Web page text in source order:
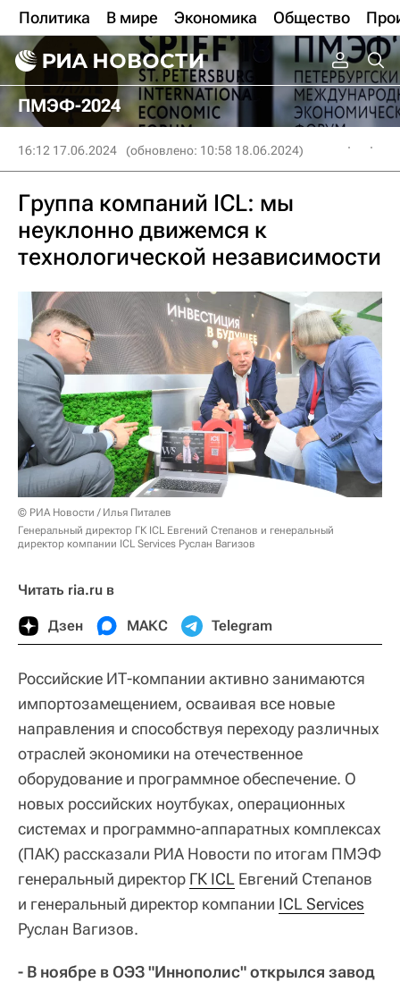
Политика В мире Экономика Общество
ПМЭФ-2024
16:12 17.06.2024 (обновлено: 10:58 18.06.2024)
Группа компаний ICL: мы
неуклонно движемся к
технологической независимости
© РИА Новости / Илья Питалев
Генеральный директор ГК ICL Евгений Степанов и генеральный
директор компании ICL Services Руслан Вагизов
Читать ria.ru в
Дзен МАКС Telegram
Российские ИТ-компании активно занимаются
импортозамещением, осваивая все новые
направления и способствуя переходу различных
отраслей экономики на отечественное
оборудование и программное обеспечение. О
новых российских ноутбуках, операционных
системах и программно-аппаратных комплексах
(ПАК) рассказали РИА Новости по итогам ПМЭФ
генеральный директор ГК ICL Евгений Степанов
и генеральный директор компании ICL Services
Руслан Вагизов.
- В ноябре в ОЭЗ "Иннополис" открылся завод